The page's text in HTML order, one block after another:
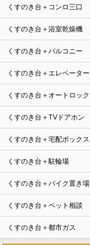
くすのき台＋コンロ三口
くすのき台＋浴室乾燥機
くすのき台＋バルコニー
くすのき台＋エレベーター
くすのき台＋オートロック
くすのき台＋TVドアホン
くすのき台＋宅配ボックス
くすのき台＋駐輪場
くすのき台＋バイク置き場
くすのき台＋ペット相談
くすのき台＋都市ガス